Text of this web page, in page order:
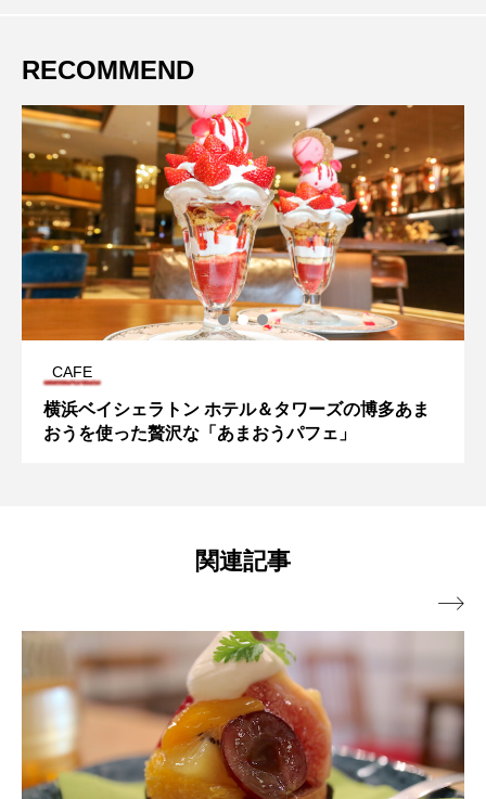
RECOMMEND
CAFE
横浜ベイシェラトン ホテル＆タワーズの博多あま
おうを使った贅沢な「あまおうパフェ」
関連記事
